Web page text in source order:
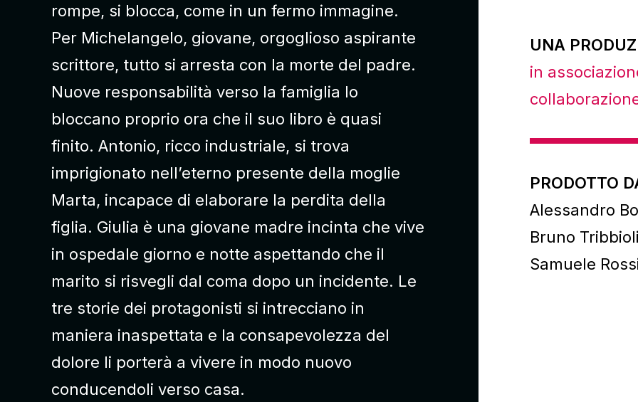
rompe, si blocca, come in un fermo immagine.
Per Michelangelo, giovane, orgoglioso aspirante
scrittore, tutto si arresta con la morte del padre.
Nuove responsabilità verso la famiglia lo
bloccano proprio ora che il suo libro è quasi
finito. Antonio, ricco industriale, si trova
imprigionato nell’eterno presente della moglie
Marta, incapace di elaborare la perdita della
figlia. Giulia è una giovane madre incinta che vive
in ospedale giorno e notte aspettando che il
marito si risvegli dal coma dopo un incidente. Le
tre storie dei protagonisti si intrecciano in
maniera inaspettata e la consapevolezza del
dolore li porterà a vivere in modo nuovo
conducendoli verso casa.
UNA
in
PRODOTTO
Alessandro
Bruno
Samuele